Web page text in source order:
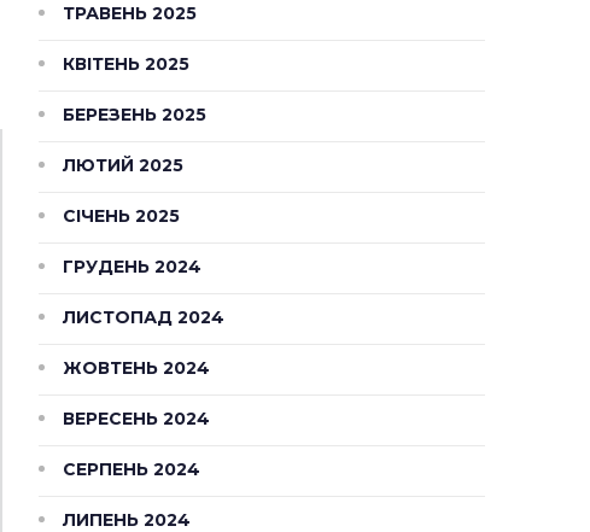
ТРАВЕНЬ 2025
КВІТЕНЬ 2025
БЕРЕЗЕНЬ 2025
ЛЮТИЙ 2025
СІЧЕНЬ 2025
ГРУДЕНЬ 2024
ЛИСТОПАД 2024
ЖОВТЕНЬ 2024
ВЕРЕСЕНЬ 2024
СЕРПЕНЬ 2024
ЛИПЕНЬ 2024